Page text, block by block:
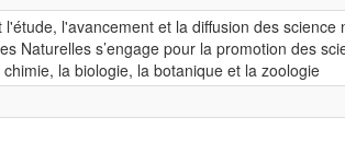
l'avancement et la diffusion des science
Naturelles s’engage pour la promotion des
la biologie, la botanique et la zoologie